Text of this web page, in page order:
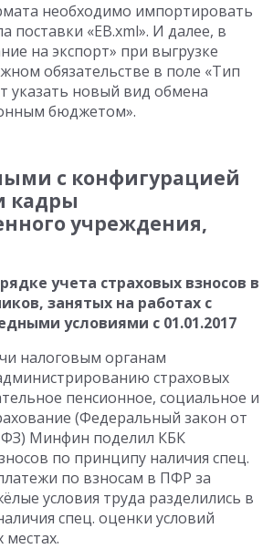
необходимо импортировать
поставки «EB.xml». И далее, в
на экспорт» при выгрузке
обязательстве в поле «Тип
указать новый вид обмена
бюджетом».
с конфигурацией
кадры
учреждения,
учета страховых взносов в
занятых на работах с
условиями с 01.01.2017
налоговым органам
страховых
пенсионное, социальное и
(Федеральный закон от
ФЗ) Минфин поделил КБК
по принципу наличия спец.
по взносам в ПФР за
условия труда разделились в
спец. оценки условий
местах.